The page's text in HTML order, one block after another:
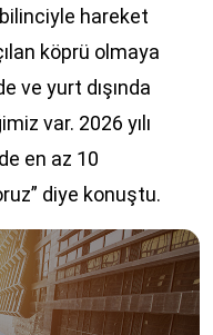
hareket
köprü olmaya
ve yurt dışında
var. 2026 yılı
en az 10
diye konuştu.